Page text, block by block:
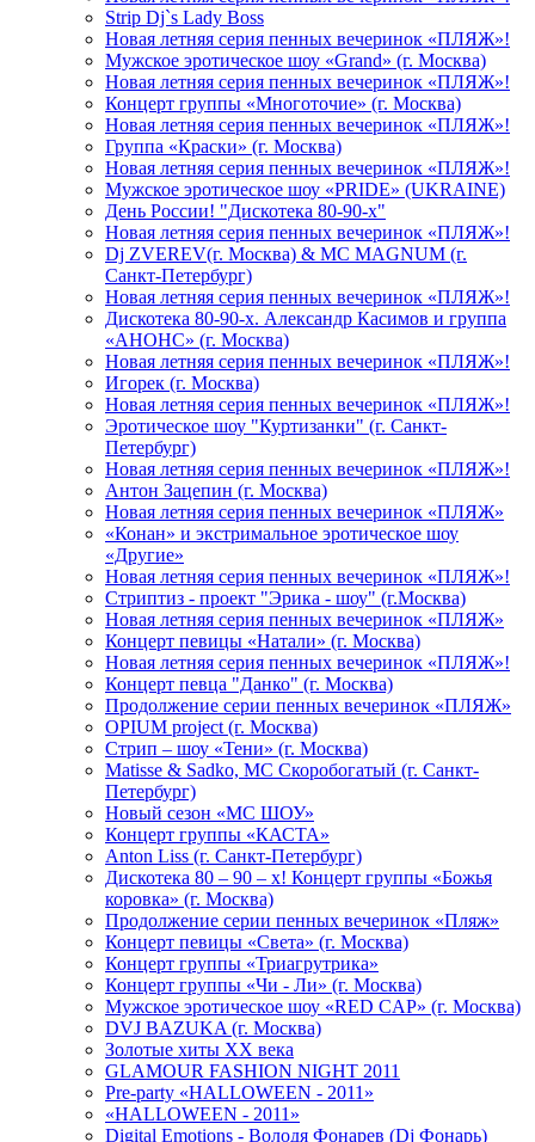
Strip Dj`s Lady Boss
Новая летняя серия пенных вечеринок «ПЛЯЖ»!
Мужское эротическое шоу «Grand» (г. Москва)
Новая летняя серия пенных вечеринок «ПЛЯЖ»!
Концерт группы «Многоточие» (г. Москва)
Новая летняя серия пенных вечеринок «ПЛЯЖ»!
Группа «Краски» (г. Москва)
Новая летняя серия пенных вечеринок «ПЛЯЖ»!
Мужское эротическое шоу «PRIDE» (UKRAINE)
День России! "Дискотека 80-90-х"
Новая летняя серия пенных вечеринок «ПЛЯЖ»!
Dj ZVEREV(г. Москва) & MC MAGNUM (г.
Санкт-Петербург)
Новая летняя серия пенных вечеринок «ПЛЯЖ»!
Дискотека 80-90-х. Александр Касимов и группа
«АНОНС» (г. Москва)
Новая летняя серия пенных вечеринок «ПЛЯЖ»!
Игорек (г. Москва)
Новая летняя серия пенных вечеринок «ПЛЯЖ»!
Эротическое шоу "Куртизанки" (г. Санкт-
Петербург)
Новая летняя серия пенных вечеринок «ПЛЯЖ»!
Антон Зацепин (г. Москва)
Новая летняя серия пенных вечеринок «ПЛЯЖ»
«Конан» и экстримальное эротическое шоу
«Другие»
Новая летняя серия пенных вечеринок «ПЛЯЖ»!
Стриптиз - проект "Эрика - шоу" (г.Москва)
Новая летняя серия пенных вечеринок «ПЛЯЖ»
Концерт певицы «Натали» (г. Москва)
Новая летняя серия пенных вечеринок «ПЛЯЖ»!
Концерт певца "Данко" (г. Москва)
Продолжение серии пенных вечеринок «ПЛЯЖ»
OPIUM project (г. Москва)
Стрип – шоу «Тени» (г. Москва)
Matissе & Sadko, MC Скоробогатый (г. Санкт-
Петербург)
Новый сезон «МС ШОУ»
Концерт группы «КАСТА»
Anton Liss (г. Санкт-Петербург)
Дискотека 80 – 90 – х! Концерт группы «Божья
коровка» (г. Москва)
Продолжение серии пенных вечеринок «Пляж»
Концерт певицы «Света» (г. Москва)
Концерт группы «Триагрутрика»
Концерт группы «Чи - Ли» (г. Москва)
Мужское эротическое шоу «RED CAP» (г. Москва)
DVJ BAZUKA (г. Москва)
Золотые хиты XX века
GLAMOUR FASHION NIGHT 2011
Pre-party «HALLOWEEN - 2011»
«HALLOWEEN - 2011»
Digital Emotions - Володя Фонарев (Dj Фонарь)